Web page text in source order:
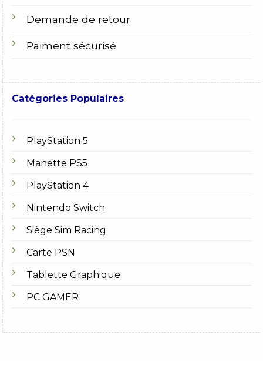
Demande de retour
Paiment sécurisé
Catégories Populaires
PlayStation 5
Manette PS5
PlayStation 4
Nintendo Switch
Siège Sim Racing
Carte PSN
Tablette Graphique
PC GAMER